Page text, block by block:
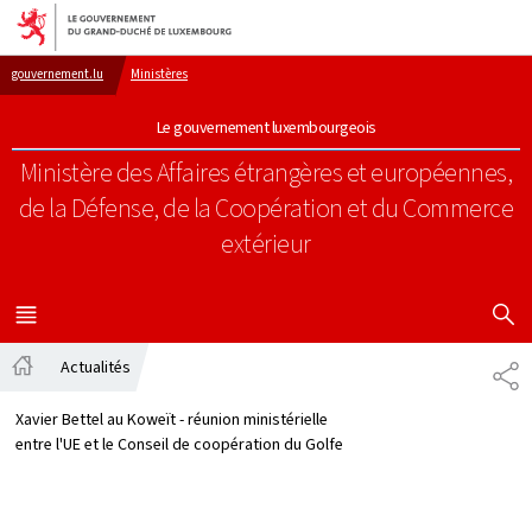
Aller au menu principal
Aller au contenu
gouvernement.lu Ministères
Le gouvernement luxembourgeois
Ministère des Affaires étrangères et européennes,
de la Défense, de la Coopération et du Commerce
extérieur
MENU
PRINCIPAL
Actualités
Xavier Bettel au Koweït - réunion ministérielle
entre l'UE et le Conseil de coopération du Golfe